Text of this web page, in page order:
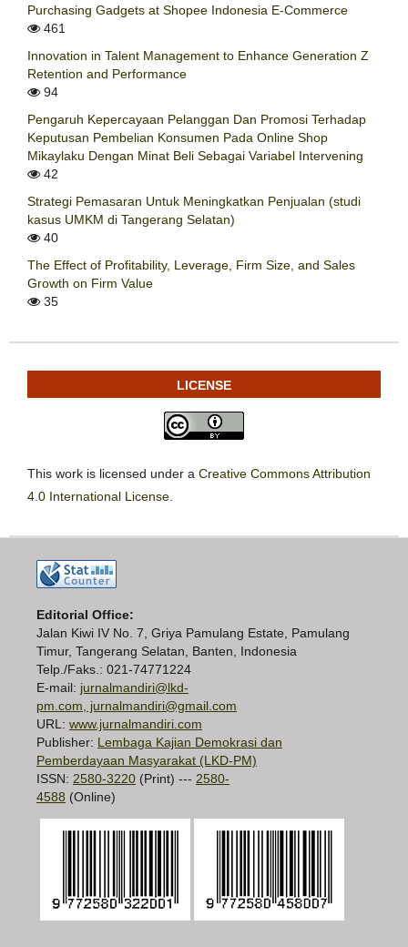
Purchasing Gadgets at Shopee Indonesia E-Commerce
461
Innovation in Talent Management to Enhance Generation Z
Retention and Performance
94
Pengaruh Kepercayaan Pelanggan Dan Promosi Terhadap
Keputusan Pembelian Konsumen Pada Online Shop
Mikaylaku Dengan Minat Beli Sebagai Variabel Intervening
42
Strategi Pemasaran Untuk Meningkatkan Penjualan (studi
kasus UMKM di Tangerang Selatan)
40
The Effect of Profitability, Leverage, Firm Size, and Sales
Growth on Firm Value
35
LICENSE
This work is licensed under a Creative Commons Attribution
4.0 International License
Editorial Office:
Jalan Kiwi IV No. 7, Griya Pamulang Estate, Pamulang
Timur, Tangerang Selatan, Banten, Indonesia
Telp./Faks.: 021-74771224
E-mail: jurnalmandiri@lkd-
pm.com, jurnalmandiri@gmail.com
URL: www.jurnalmandiri.com
Publisher: Lembaga Kajian Demokrasi dan
Pemberdayaan Masyarakat (LKD-PM)
ISSN: 2580-3220 (Print) --- 2580-
4588 (Online)